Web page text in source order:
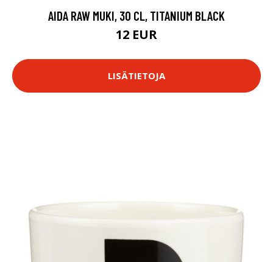
AIDA RAW MUKI, 30 CL, TITANIUM BLACK
12 EUR
LISÄTIETOJA